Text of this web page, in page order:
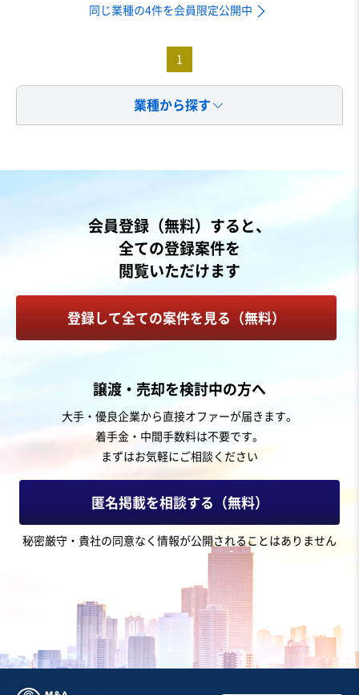
同じ業種の4件を会員限定公開中
1
業種から探す
会員登録（無料）すると、
全ての登録案件を
閲覧いただけます
登録して全ての案件を見る（無料）
譲渡・売却を検討中の方へ
大手・優良企業から直接オファーが届きます。
着手金・中間手数料は不要です。
まずはお気軽にご相談ください
匿名掲載を相談する（無料）
秘密厳守・貴社の同意なく情報が公開されることはありません